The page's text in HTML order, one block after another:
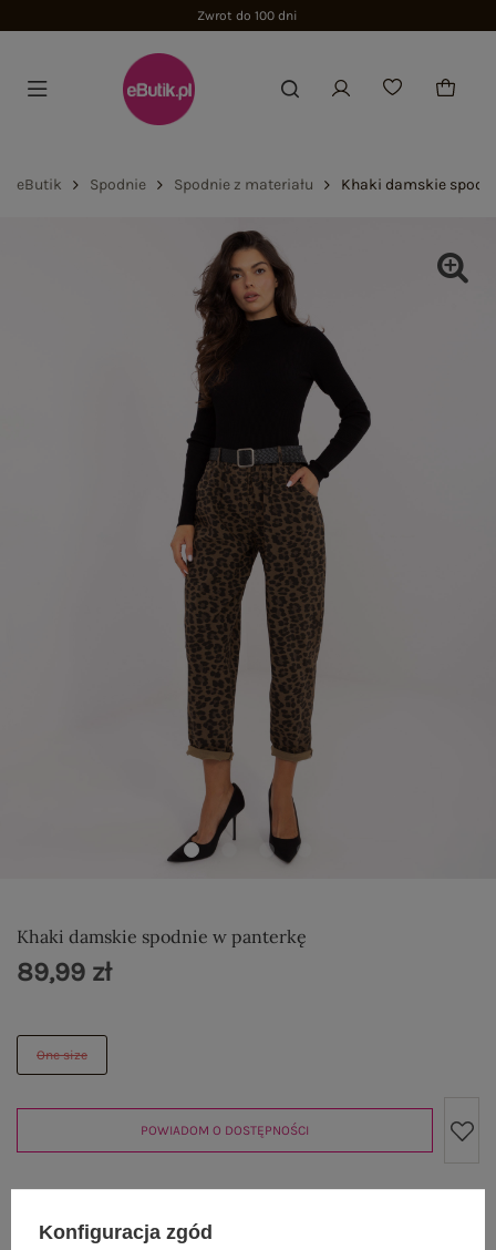
Zwrot do 100 dni
eButik Spodnie Spodnie z materiału Khaki damskie
Khaki damskie spodnie w panterkę
One size
89,99 zł
POWIADOM O DOSTĘPNOŚCI
Produkt niedostępny
Konfiguracja zgód